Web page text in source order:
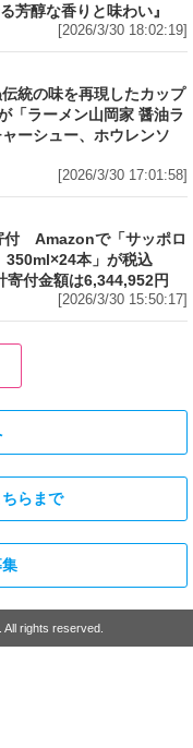
Edition 750ml」の
起させる芳醇な香りと味
業から変わらぬ伝統の
メン山岡家 醤油ラーメ
売～具材はチャーシュ
[2026/3/30 17:01:58]
熊本城災害復旧に寄付
生ビール黒ラベル『熊本
本」が税込5,180円!
での累計寄付金額は
ばが食べ放題! 和食麺処
「晦日そば」を明日31日
～大海老天などの天ぷら
どもついて税込2,200円!
制限」の挑戦枠は税込